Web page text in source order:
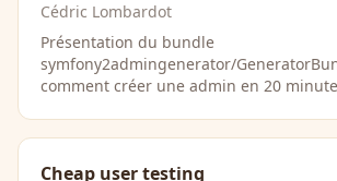
Cédric Lombardot
Présentation du bundle
symfony2admingenerator/
comment créer une admin en 20
Cheap user testing